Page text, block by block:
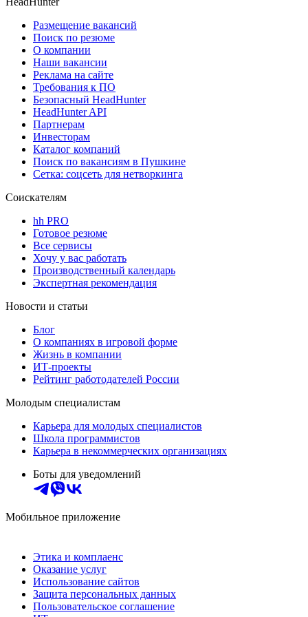
Размещение вакансий
Поиск по резюме
О компании
Наши вакансии
Реклама на сайте
Требования к ПО
Безопасный HeadHunter
HeadHunter API
Партнерам
Инвесторам
Каталог компаний
Поиск по вакансиям в Пушкине
Сетка: соцсеть для нетворкинга
Соискателям
hh PRO
Готовое резюме
Все сервисы
Хочу у вас работать
Производственный календарь
Экспертная рекомендация
Новости и статьи
Блог
О компаниях в игровой форме
Жизнь в компании
ИТ-проекты
Рейтинг работодателей России
Молодым специалистам
Карьера для молодых специалистов
Школа программистов
Карьера в некоммерческих организациях
Боты для уведомлений
Мобильное приложение
Этика и комплаенс
Оказание услуг
Использование сайтов
Защита персональных данных
Пользовательское соглашение